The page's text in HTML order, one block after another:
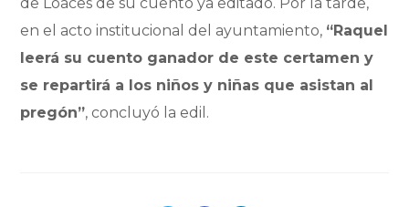
en el acto institucional del ayuntamiento, “Raquel
leerá su cuento ganador de este certamen y
se repartirá a los niños y niñas que asistan al
pregón”, concluyó la edil.